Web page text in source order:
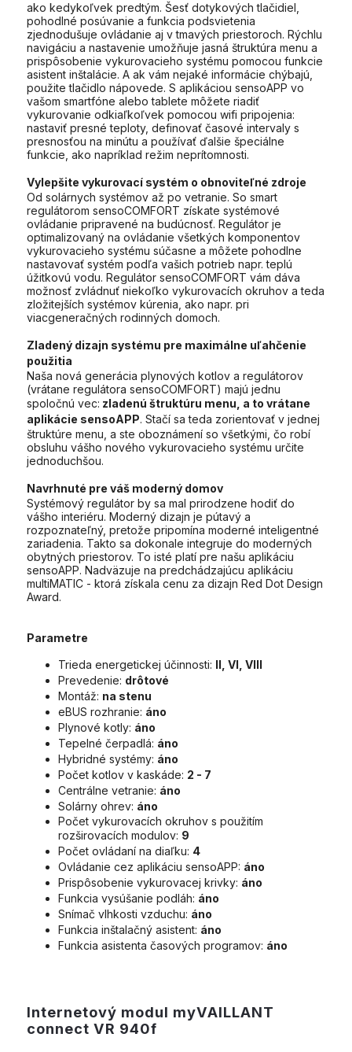
ako kedykoľvek predtým. Šesť dotykových tlačidiel,
pohodlné posúvanie a funkcia podsvietenia
zjednodušuje ovládanie aj v tmavých priestoroch. Rýchlu
navigáciu a nastavenie umožňuje jasná štruktúra menu a
prispôsobenie vykurovacieho systému pomocou funkcie
asistent inštalácie. A ak vám nejaké informácie chýbajú,
použite tlačidlo nápovede. S aplikáciou sensoAPP vo
vašom smartfóne alebo tablete môžete riadiť
vykurovanie odkiaľkoľvek pomocou wifi pripojenia:
nastaviť presné teploty, definovať časové intervaly s
presnosťou na minútu a používať ďalšie špeciálne
funkcie, ako napríklad režim neprítomnosti.
Vylepšite vykurovací systém o obnoviteľné zdroje
Od solárnych systémov až po vetranie. So smart
regulátorom sensoCOMFORT získate systémové
ovládanie pripravené na budúcnosť. Regulátor je
optimalizovaný na ovládanie všetkých komponentov
vykurovacieho systému súčasne a môžete pohodlne
nastavovať systém podľa vašich potrieb napr. teplú
úžitkovú vodu. Regulátor sensoCOMFORT vám dáva
možnosť zvládnuť niekoľko vykurovacích okruhov a teda
zložitejších systémov kúrenia, ako napr. pri
viacgeneračných rodinných domoch.
Zladený dizajn systému pre maximálne uľahčenie
použitia
Naša nová generácia plynových kotlov a regulátorov
(vrátane regulátora sensoCOMFORT) majú jednu
spoločnú vec: zladenú štruktúru menu, a to vrátane
aplikácie sensoAPP. Stačí sa teda zorientovať v jednej
štruktúre menu, a ste oboznámení so všetkými, čo robí
obsluhu vášho nového vykurovacieho systému určite
jednoduchšou.
Navrhnuté pre váš moderný domov
Systémový regulátor by sa mal prirodzene hodiť do
vášho interiéru. Moderný dizajn je pútavý a
rozpoznateľný, pretože pripomína moderné inteligentné
zariadenia. Takto sa dokonale integruje do moderných
obytných priestorov. To isté platí pre našu aplikáciu
sensoAPP. Nadväzuje na predchádzajúcu aplikáciu
multiMATIC - ktorá získala cenu za dizajn Red Dot Design
Award.
Parametre
Trieda energetickej účinnosti: II, VI, VIII
Prevedenie: drôtové
Montáž: na stenu
eBUS rozhranie: áno
Plynové kotly: áno
Tepelné čerpadlá: áno
Hybridné systémy: áno
Počet kotlov v kaskáde: 2 - 7
Centrálne vetranie: áno
Solárny ohrev: áno
Počet vykurovacích okruhov s použitím
rozširovacích modulov: 9
Počet ovládaní na diaľku: 4
Ovládanie cez aplikáciu sensoAPP: áno
Prispôsobenie vykurovacej krivky: áno
Funkcia vysúšanie podláh: áno
Snímač vlhkosti vzduchu: áno
Funkcia inštalačný asistent: áno
Funkcia asistenta časových programov: áno
Internetový modul myVAILLANT
connect VR 940f